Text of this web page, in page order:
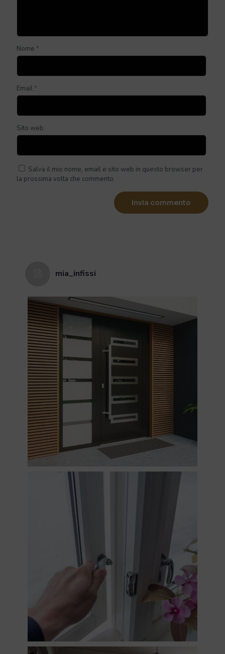
Nome *
Email *
Sito web
Salva il mio nome, email e sito web in questo browser per
la prossima volta che commento.
mia_infissi